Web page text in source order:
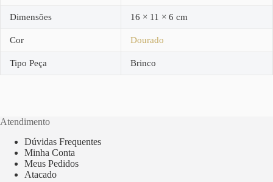
Dimensões 16 × 11 × 6 cm
Cor Dourado
Tipo Peça Brinco
Atendimento
Dúvidas Frequentes
Minha Conta
Meus Pedidos
Atacado